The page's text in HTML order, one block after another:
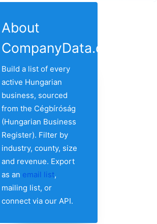
Country City
About
CompanyData.com
Build a list of every
active Hungarian
business, sourced
from the Cégbíróság
(Hungarian Business
Register). Filter by
industry, county, size
and revenue. Export
as an email list,
mailing list, or
connect via our API.